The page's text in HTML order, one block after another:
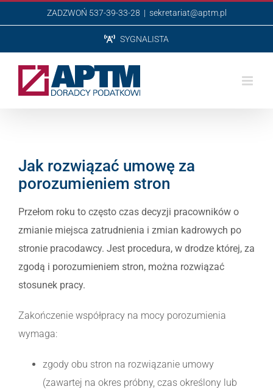
do
ZADZWOŃ 537-39-33-28 | sekretariat@aptm.pl
SYGNALISTA
Jak rozwiązać umowę za
porozumieniem stron
Przełom roku to często czas decyzji pracowników o
zmianie miejsca zatrudnienia i zmian kadrowych po
stronie pracodawcy. Jest procedura, w drodze której, za
zgodą i porozumieniem stron, można rozwiązać
stosunek pracy.
Zakończenie współpracy na mocy porozumienia
wymaga:
zgody obu stron na rozwiązanie umowy
(zawartej na okres próbny, czas określony lub